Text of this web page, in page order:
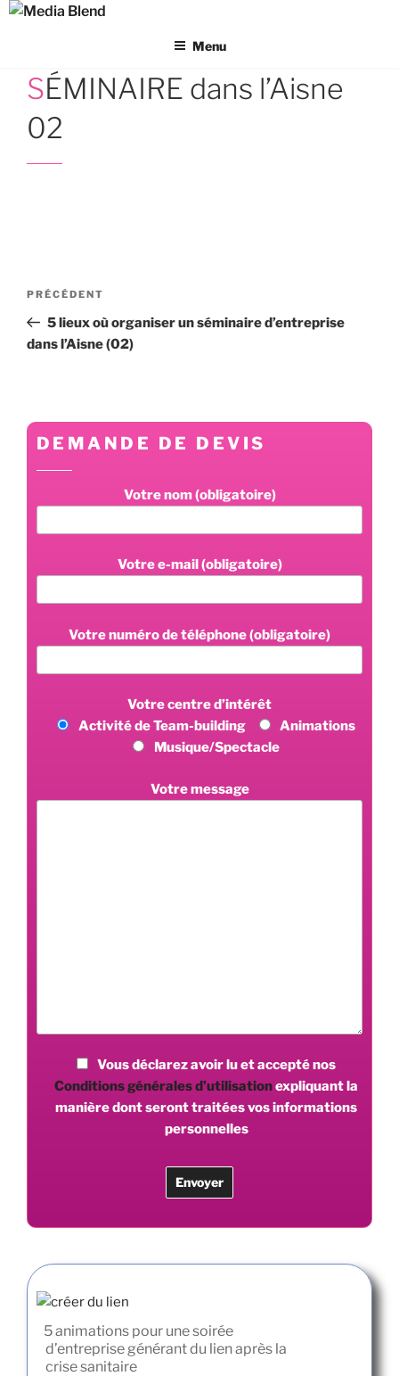
Aller
principal
Menu
SÉMINAIRE dans l’Aisne
02
Navigation
l’article
Article
précédent
PRÉCÉDENT
5 lieux où organiser un séminaire d’entreprise
dans l’Aisne (02)
DEMANDE DE DEVIS
Votre nom (obligatoire)
Votre e-mail (obligatoire)
Votre numéro de téléphone (obligatoire)
Votre centre d’intérêt
Activité de Team-building
Animations
Musique/Spectacle
Votre message
Vous déclarez avoir lu et accepté nos
Conditions générales d’utilisationexpliquant la
manière dont seront traitées vos informations
personnelles
5 animations pour une soirée
d’entreprise générant du lien après la
crise sanitaire